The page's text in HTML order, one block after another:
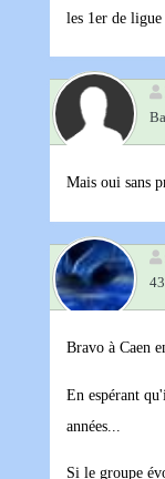
les 1er de
Mais oui sans
Bravo à Caen
En espérant
années...
Si le groupe